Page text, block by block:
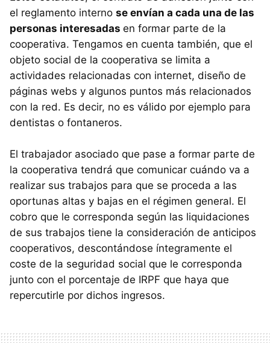
el reglamento interno se envían a cada una de las
personas interesadas en formar parte de la
cooperativa. Tengamos en cuenta también, que el
objeto social de la cooperativa se limita a
actividades relacionadas con internet, diseño de
páginas webs y algunos puntos más relacionados
con la red. Es decir, no es válido por ejemplo para
dentistas o fontaneros.
El trabajador asociado que pase a formar parte de
la cooperativa tendrá que comunicar cuándo va a
realizar sus trabajos para que se proceda a las
oportunas altas y bajas en el régimen general. El
cobro que le corresponda según las liquidaciones
de sus trabajos tiene la consideración de anticipos
cooperativos, descontándose íntegramente el
coste de la seguridad social que le corresponda
junto con el porcentaje de IRPF que haya que
repercutirle por dichos ingresos.